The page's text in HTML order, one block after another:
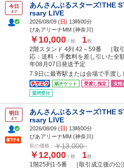
今日
まで
あんさんぶるスターズ!THE
rsary LIVE
2026/08/09 (日) 13時00分
ぴあアリーナMM (神奈川)
￥10,000 / 枚 1枚
2階スタンド 4列 42～59番 ［取
応：送料・手数料を差し引いた全
年08月07日発送予定
7.9日に最寄駅または会場で手渡し
紙チケット 受渡し指定 女性
質問受付
明日
まで
あんさんぶるスターズ!THE
rsary LIVE
2026/08/09 (日) 13時00分
ぴあアリーナMM (神奈川)
前の価格： ￥13,000
￥12,000 / 枚 1枚
1階25列1-5番 ［取引成立後の公